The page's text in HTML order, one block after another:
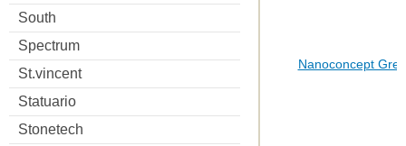
South
Spectrum
St.vincent
Statuario
Stonetech